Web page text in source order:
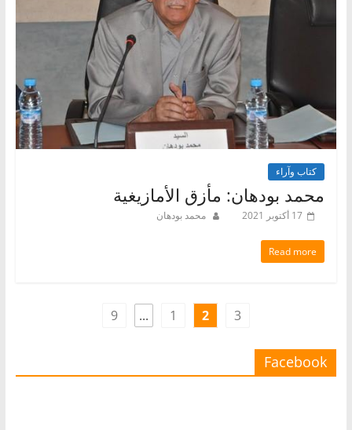
كتاب وآراء
محمد بودهان: مأزق الأمازيغية
17 أكتوبر 2021 محمد بودهان
Read more
1 2 3
...
9
Facebook